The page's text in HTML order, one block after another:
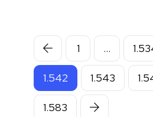
1 …
1.542 1.543
1.583